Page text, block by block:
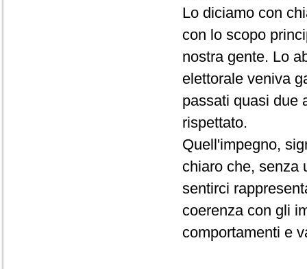
Lo diciamo con
con lo scopo
nostra gente. Lo
elettorale veniva
passati quasi due
rispettato.
Quell'impegno,
chiaro che, senza
sentirci
coerenza con gli
comportamenti e